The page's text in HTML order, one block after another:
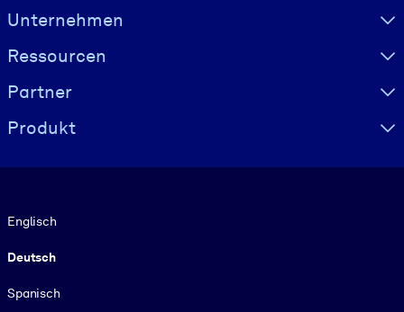
Visually hidden Text
Unternehmen
Ressourcen
Partner
Produkt
Englisch
Deutsch
Spanisch